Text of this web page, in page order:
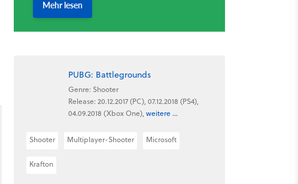
PUBG: Battlegrounds
Genre: Shooter
Release: 20.12.2017 (PC), 07.12.2018 (PS4),
04.09.2018 (Xbox One), weitere ...
Shooter Multiplayer-Shooter Microsoft
Krafton